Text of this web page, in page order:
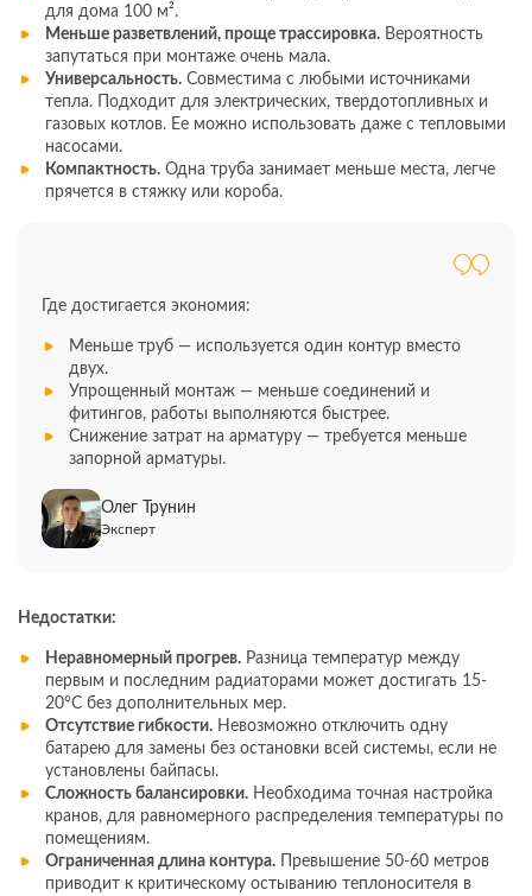
для дома 100 м².
Меньше разветвлений, проще трассировка. Вероятность
запутаться при монтаже очень мала.
Универсальность. Совместима с любыми источниками
тепла. Подходит для электрических, твердотопливных и
газовых котлов. Ее можно использовать даже с тепловыми
насосами.
Компактность. Одна труба занимает меньше места, легче
прячется в стяжку или короба.
Где достигается экономия:
Меньше труб — используется один контур вместо
двух.
Упрощенный монтаж — меньше соединений и
фитингов, работы выполняются быстрее.
Снижение затрат на арматуру — требуется меньше
запорной арматуры.
Олег Трунин
Эксперт
Недостатки:
Неравномерный прогрев. Разница температур между
первым и последним радиаторами может достигать 15-
20°C без дополнительных мер.
Отсутствие гибкости. Невозможно отключить одну
батарею для замены без остановки всей системы, если не
установлены байпасы.
Сложность балансировки. Необходима точная настройка
кранов, для равномерного распределения температуры по
помещениям.
Ограниченная длина контура. Превышение 50-60 метров
приводит к критическому остыванию теплоносителя в